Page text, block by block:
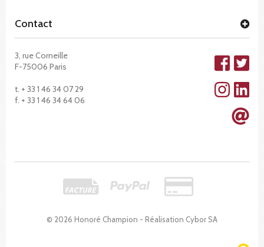
© 2026 Honoré Champion - Réalisation Cybor SA
Contact
3, rue Corneille
F-75006 Paris
t. + 33 1 46 34 07 29
f. + 33 1 46 34 64 06